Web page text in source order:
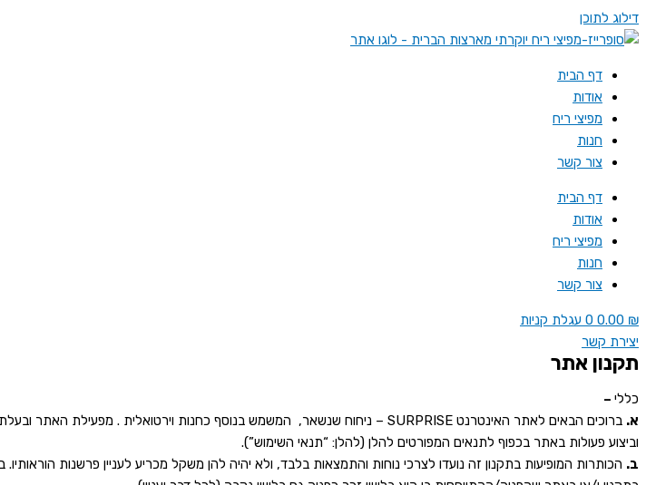
דילוג לתוכן
דף הבית
אודות
מפיצי ריח
חנות
צור קשר
דף הבית
אודות
מפיצי ריח
חנות
צור קשר
0.00 ₪
0 עגלת קניות
יצירת קשר
תקנון אתר
כללי –
א.
וביצוע פעולות באתר בכפוף לתנאים המפורטים להלן (להלן: “תנאי השימוש”).
ב. הכותרות המופיעות בתקנון זה נועדו לצרכי נוחות והתמצאות בלבד, ולא יהיה להן משקל מכריע לעניין פרשנות